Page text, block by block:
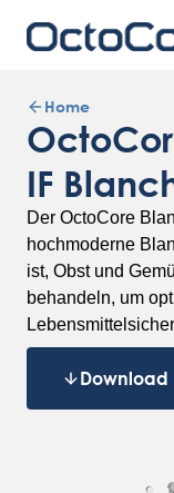
Home
IF
Der OctoCore
hochmoderne
ist, Obst und
behandeln, um
Download